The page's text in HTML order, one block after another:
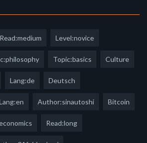
Read:medium Level:novice
Topic:basics Culture
Lang:de Deutsch
Author:sinautoshi Bitcoin
Read:long